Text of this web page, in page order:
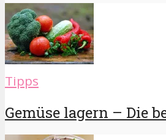
Tipps
Gemüse lagern – Die